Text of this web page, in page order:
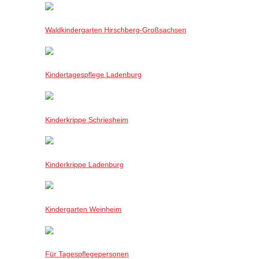
Waldkindergarten Hirschberg-Großsachsen
Kindertagespflege Ladenburg
Kinderkrippe Schriesheim
Kinderkrippe Ladenburg
Kindergarten Weinheim
Für Tagespflegepersonen